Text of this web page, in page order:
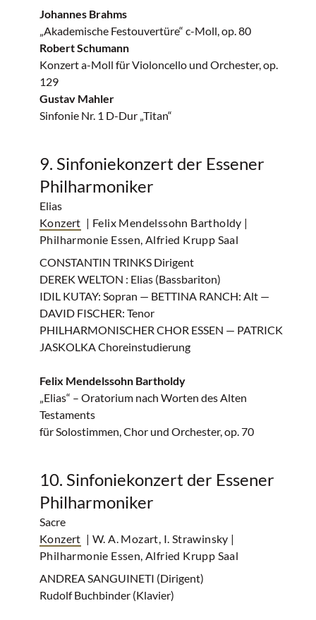
Johannes Brahms
„Akademische Festouvertüre“ c-Moll, op. 80
Robert Schumann
Konzert a-Moll für Violoncello und Orchester, op.
129
Gustav Mahler
Sinfonie Nr. 1 D-Dur „Titan“
9. Sinfoniekonzert der Essener
Philharmoniker
Elias
Konzert | Felix Mendelssohn Bartholdy |
Philharmonie Essen, Alfried Krupp Saal
CONSTANTIN TRINKS Dirigent
DEREK WELTON : Elias (Bassbariton)
IDIL KUTAY: Sopran — BETTINA RANCH: Alt —
DAVID FISCHER: Tenor
PHILHARMONISCHER CHOR ESSEN — PATRICK
JASKOLKA Choreinstudierung
Felix Mendelssohn Bartholdy
„Elias“ – Oratorium nach Worten des Alten
Testaments
für Solostimmen, Chor und Orchester, op. 70
10. Sinfoniekonzert der Essener
Philharmoniker
Sacre
Konzert | W. A. Mozart, I. Strawinsky |
Philharmonie Essen, Alfried Krupp Saal
ANDREA SANGUINETI (Dirigent)
Rudolf Buchbinder (Klavier)